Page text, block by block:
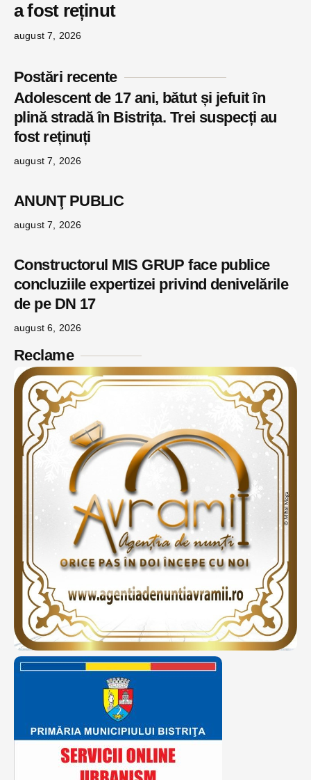
a fost reținut
august 7, 2026
Postări recente
Adolescent de 17 ani, bătut și jefuit în
plină stradă în Bistrița. Trei suspecți au
fost reținuți
august 7, 2026
ANUNŢ PUBLIC
august 7, 2026
Constructorul MIS GRUP face publice
concluziile expertizei privind denivelările
de pe DN 17
august 6, 2026
Reclame